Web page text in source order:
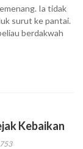
Ia tidak
surut ke pantai.
berdakwah
Kebaikan
753